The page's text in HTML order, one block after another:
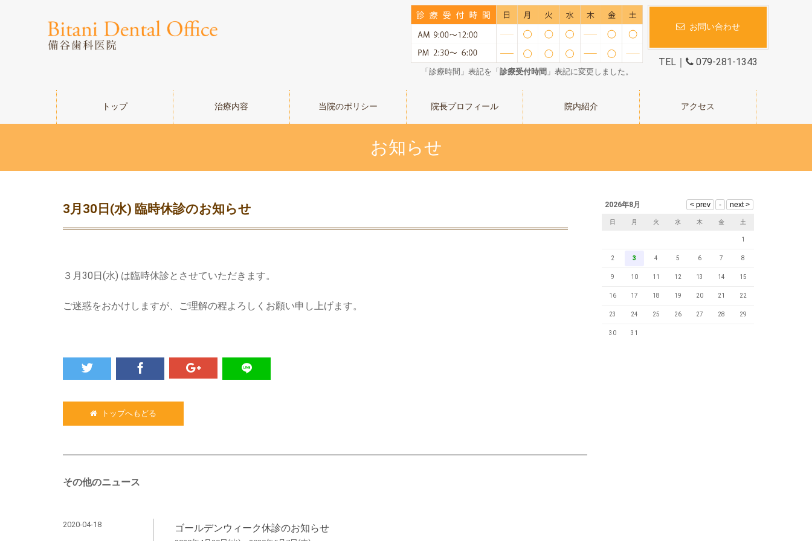
「診療時間」表記を「 診療受付時間 」表記に変更しました。
お問い合わせ
TEL｜ 079-281-1343
トップ 治療内容 当院のポリシー 院長プロフィール 院内紹介 アクセス
お知らせ
3月30日(水) 臨時休診のお知らせ
３月30日(水) は臨時休診とさせていただきます。
ご迷惑をおかけしますが、ご理解の程よろしくお願い申し上げます。
トップへもどる
その他のニュース
2020-04-18 ゴールデンウィーク休診のお知らせ
2026年8月
日 月 火 水 木 金 土
1
2 3 4 5 6 7 8
9 10 11 12 13 14 15
16 17 18 19 20 21 22
23 24 25 26 27 28 29
30 31